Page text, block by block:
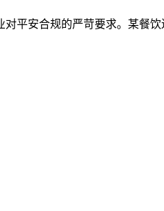
平安合规的严苛要求。某餐